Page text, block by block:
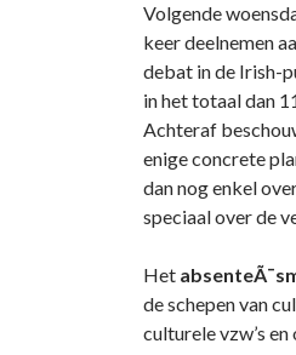
Volgende
keer deelnemen
debat in de Irish-
in het totaal dan
Achteraf
enige concrete
dan nog enkel
speciaal over de
Het
de schepen van
culturele vzw’s